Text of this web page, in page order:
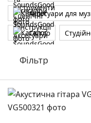
Аксесуари для
Світло
Фільтр